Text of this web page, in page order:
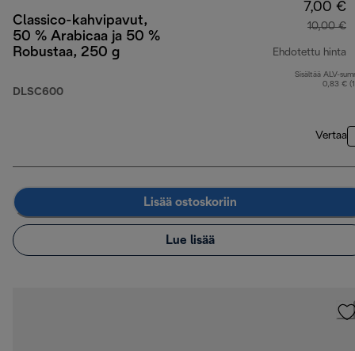
Classico-kahvipavut,
50 % Arabicaa ja 50 %
Robustaa, 250 g
DLSC600
7,00 €
10,00 €
Ehdotettu hinta
Sisältää ALV-
0,83 €
Vertaa
Lisää ostoskoriin
Lue lisää